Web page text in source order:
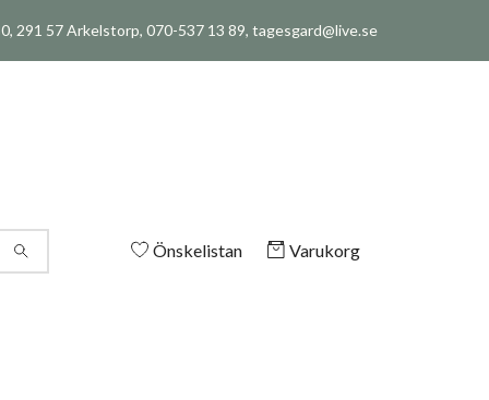
291 57 Arkelstorp, 070-537 13 89, tagesgard@live.se
Önskelistan Varukorg